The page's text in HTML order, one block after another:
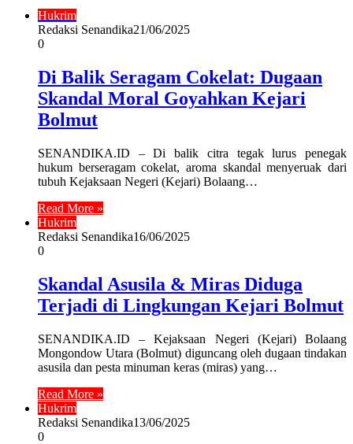
Hukrim
Redaksi Senandika21/06/2025
0
Di Balik Seragam Cokelat: Dugaan
Skandal Moral Goyahkan Kejari
Bolmut
SENANDIKA.ID – Di balik citra tegak lurus penegak
hukum berseragam cokelat, aroma skandal menyeruak dari
tubuh Kejaksaan Negeri (Kejari) Bolaang…
Read More »
Hukrim
Redaksi Senandika16/06/2025
0
Skandal Asusila & Miras Diduga
Terjadi di Lingkungan Kejari Bolmut
SENANDIKA.ID – Kejaksaan Negeri (Kejari) Bolaang
Mongondow Utara (Bolmut) diguncang oleh dugaan tindakan
asusila dan pesta minuman keras (miras) yang…
Read More »
Hukrim
Redaksi Senandika13/06/2025
0